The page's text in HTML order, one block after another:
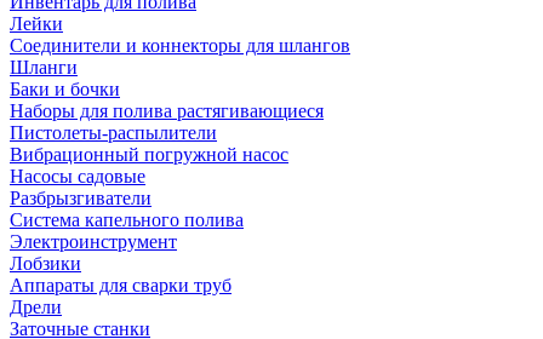
Лейки
Соединители и коннекторы для шлангов
Шланги
Баки и бочки
Наборы для полива растягивающиеся
Пистолеты-распылители
Вибрационный погружной насос
Насосы садовые
Разбрызгиватели
Система капельного полива
Электроинструмент
Лобзики
Аппараты для сварки труб
Дрели
Заточные станки